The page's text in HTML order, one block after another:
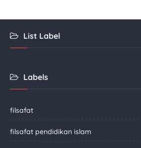
List Label
Labels
filsafat
filsafat pendidikan islam